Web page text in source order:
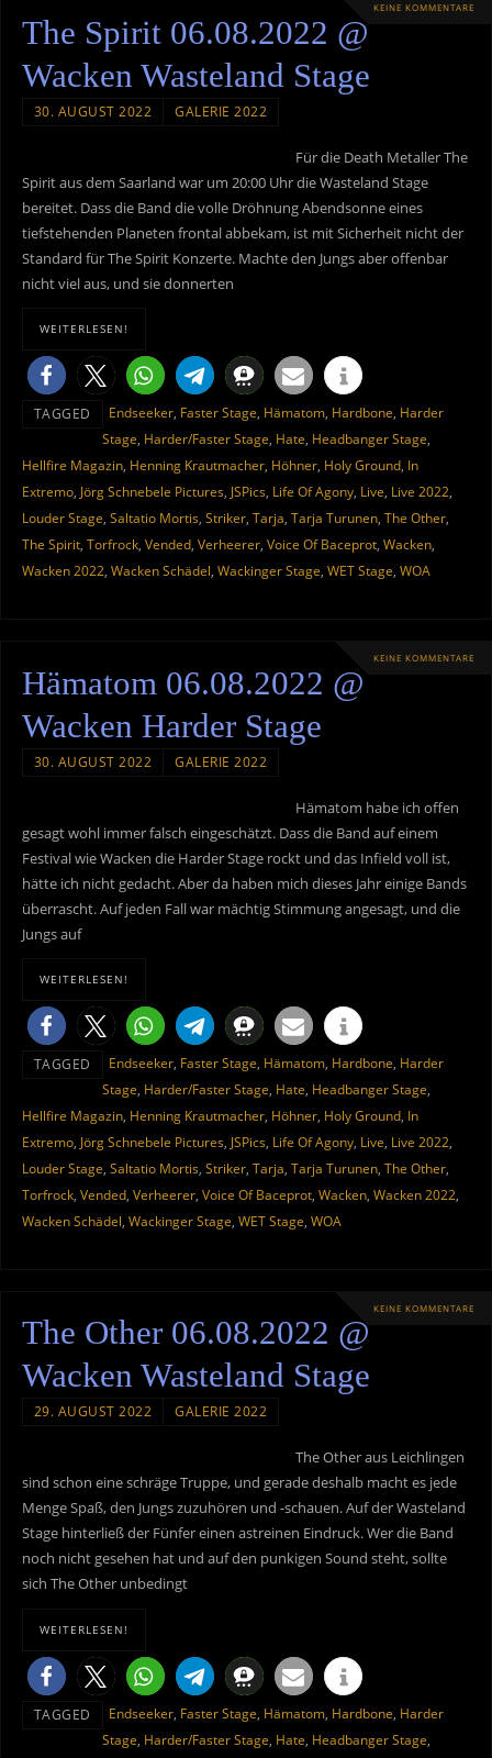
KEINE KOMMENTARE
The Spirit 06.08.2022 @
Wacken Wasteland Stage
30. AUGUST 2022 GALERIE 2022
Für die Death Metaller The
Spirit aus dem Saarland war um 20:00 Uhr die Wasteland Stage
bereitet. Dass die Band die volle Dröhnung Abendsonne eines
tiefstehenden Planeten frontal abbekam, ist mit Sicherheit nicht der
Standard für The Spirit Konzerte. Machte den Jungs aber offenbar
nicht viel aus, und sie donnerten
WEITERLESEN!
TAGGED Endseeker, Faster Stage, Hämatom, Hardbone, Harder
Stage, Harder/Faster Stage, Hate, Headbanger Stage,
Hellfire Magazin, Henning Krautmacher, Höhner, Holy Ground, In
Extremo, Jörg Schnebele Pictures, JSPics, Life Of Agony, Live, Live 2022,
Louder Stage, Saltatio Mortis, Striker, Tarja, Tarja Turunen, The Other,
The Spirit, Torfrock, Vended, Verheerer, Voice Of Baceprot, Wacken,
Wacken 2022, Wacken Schädel, Wackinger Stage, WET Stage, WOA
KEINE KOMMENTARE
Hämatom 06.08.2022 @
Wacken Harder Stage
30. AUGUST 2022 GALERIE 2022
Hämatom habe ich offen
gesagt wohl immer falsch eingeschätzt. Dass die Band auf einem
Festival wie Wacken die Harder Stage rockt und das Infield voll ist,
hätte ich nicht gedacht. Aber da haben mich dieses Jahr einige Bands
überrascht. Auf jeden Fall war mächtig Stimmung angesagt, und die
Jungs auf
WEITERLESEN!
TAGGED Endseeker, Faster Stage, Hämatom, Hardbone, Harder
Stage, Harder/Faster Stage, Hate, Headbanger Stage,
Hellfire Magazin, Henning Krautmacher, Höhner, Holy Ground, In
Extremo, Jörg Schnebele Pictures, JSPics, Life Of Agony, Live, Live 2022,
Louder Stage, Saltatio Mortis, Striker, Tarja, Tarja Turunen, The Other,
Torfrock, Vended, Verheerer, Voice Of Baceprot, Wacken, Wacken 2022,
Wacken Schädel, Wackinger Stage, WET Stage, WOA
KEINE KOMMENTARE
The Other 06.08.2022 @
Wacken Wasteland Stage
29. AUGUST 2022 GALERIE 2022
The Other aus Leichlingen
sind schon eine schräge Truppe, und gerade deshalb macht es jede
Menge Spaß, den Jungs zuzuhören und -schauen. Auf der Wasteland
Stage hinterließ der Fünfer einen astreinen Eindruck. Wer die Band
noch nicht gesehen hat und auf den punkigen Sound steht, sollte
sich The Other unbedingt
WEITERLESEN!
TAGGED Endseeker, Faster Stage, Hämatom, Hardbone, Harder
Stage, Harder/Faster Stage, Hate, Headbanger Stage,